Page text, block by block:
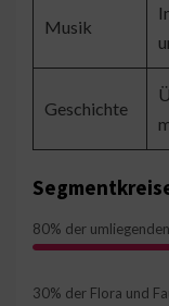
Musik
Geschichte
80% der
30% der Flora und